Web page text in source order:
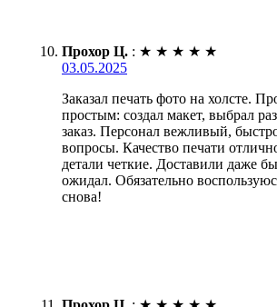
Прохор Ц. : ★ ★ ★ ★ ★
03.05.2025
Заказал печать фото на холсте.
простым: создал макет, выбрал
заказ. Персонал вежливый,
вопросы. Качество печати
детали четкие. Доставили даже
ожидал. Обязательно
снова!